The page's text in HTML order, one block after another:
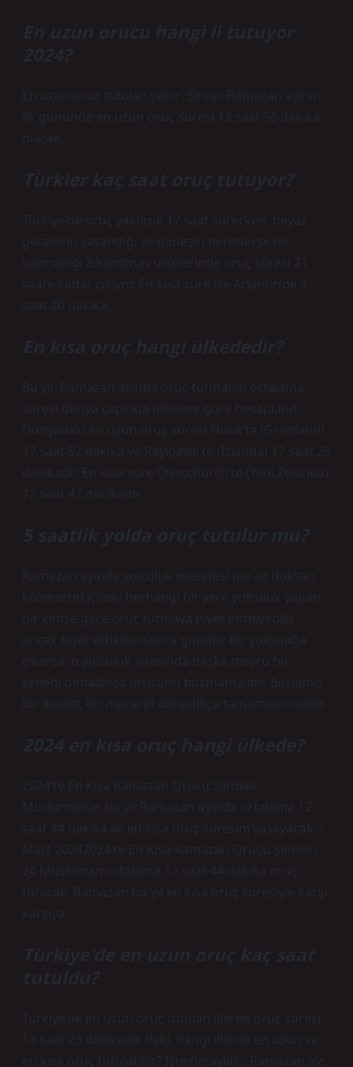
En uzun orucu hangi il tutuyor
2024?
En uzun oruç tutulan şehir: Sinop. Ramazan ayının
ilk gününde en uzun oruç süresi 13 saat 56 dakika
olacak.
Türkler kaç saat oruç tutuyor?
Türkiye’de oruç yaklaşık 17 saat sürerken, beyaz
gecelerin yaşandığı ve güneşin neredeyse hiç
batmadığı İskandinav ülkelerinde oruç süresi 21
saate kadar çıkıyor. En kısa süre ise Arjantin’de 9
saat 20 dakika.
En kısa oruç hangi ülkededir?
Bu yıl, Ramazan ayında oruç tutmanın ortalama
süresi dünya çapında ülkelere göre hesaplandı.
Dünyadaki en uzun oruç süresi Nuuk’ta (Grönland)
17 saat 52 dakika ve Reykjavik’te (İzlanda) 17 saat 25
dakikadır. En kısa süre Chistchurch’te (Yeni Zelanda)
12 saat 42 dakikadır.
5 saatlik yolda oruç tutulur mu?
Ramazan ayında yolculuk mesafesi (en az doksan
kilometre) içinde herhangi bir yere yolculuk yapan
bir kimse gece oruç tutmaya niyet etmeyebilir,
ancak niyet ettikten sonra gündüz bir yolculuğa
çıkarsa, o yolculuk sırasında başka meşru bir
sebebi olmadıkça orucunu bozmamalıdır. Başlamış
bir ibadet, bir mazeret olmadıkça tamamlanmalıdır.
2024 en kısa oruç hangi ülkede?
2024’te En Kısa Ramazan Orucu Şili’deki
Müslümanlar bu yıl Ramazan ayında ortalama 12
saat 44 dakika ile en kısa oruç süresini yaşayacak.7
Mart 20242024’te En Kısa Ramazan Orucu Şili’deki
24 Müslüman ortalama 12 saat 44 dakika oruç
tutacak. Ramazan bu yıl en kısa oruç süresiyle karşı
karşıya.
Türkiye’de en uzun oruç kaç saat
tutuldu?
Türkiye’de en uzun oruç tutulan illerde oruç süresi
13 saat 23 dakikadır. Peki, hangi illerde en uzun ve
en kısa oruç tutulabilir? İşte detaylar… Ramazan ayı